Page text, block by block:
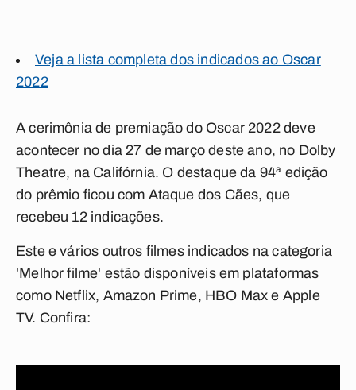
Veja a lista completa dos indicados ao Oscar
2022
A cerimônia de premiação do Oscar 2022 deve
acontecer no dia 27 de março deste ano, no Dolby
Theatre, na Califórnia. O destaque da 94ª edição
do prêmio ficou com Ataque dos Cães, que
recebeu 12 indicações.
Este e vários outros filmes indicados na categoria
'Melhor filme' estão disponíveis em plataformas
como Netflix, Amazon Prime, HBO Max e Apple
TV. Confira: